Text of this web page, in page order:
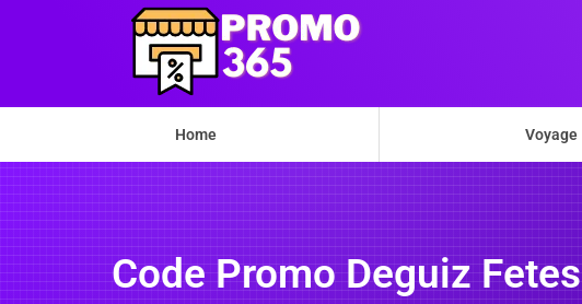
Home Voyage
Code Promo Deguiz Fetes